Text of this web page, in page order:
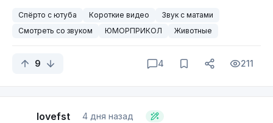
Спёрто с ютуба Короткие видео
Звук с матами
Смотреть со звуком
ЮМОРПРИКОЛ Животные
9 4 211
lovefst 4 дня назад